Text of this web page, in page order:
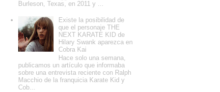
Burleson, Texas, en 2011 y ...
Existe la posibilidad de
que el personaje THE
NEXT KARATE KID de
Hilary Swank aparezca en
Cobra Kai
Hace solo una semana,
publicamos un artículo que informaba
sobre una entrevista reciente con Ralph
Macchio de la franquicia Karate Kid y
Cob...